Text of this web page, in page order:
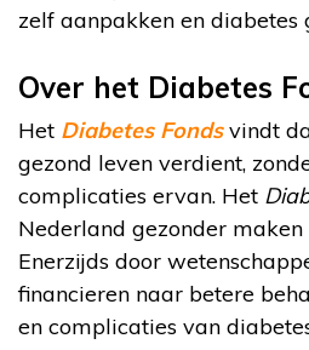
zelf aanpakken en diabetes
Over het Diabetes
Het Diabetes Fondsvindt
gezond leven verdient,
complicaties ervan. Het
Nederland gezonder maken
Enerzijds door
financieren naar betere
en complicaties van